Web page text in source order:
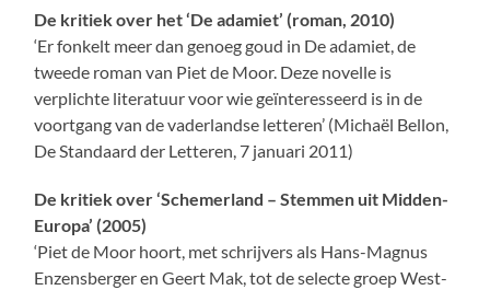
De kritiek over het ‘De adamiet’ (roman, 2010)
‘Er fonkelt meer dan genoeg goud in De adamiet, de
tweede roman van Piet de Moor. Deze novelle is
verplichte literatuur voor wie geïnteresseerd is in de
voortgang van de vaderlandse letteren’ (Michaël Bellon,
De Standaard der Letteren, 7 januari 2011)
De kritiek over ‘Schemerland – Stemmen uit Midden-
Europa’ (2005)
‘Piet de Moor hoort, met schrijvers als Hans-Magnus
Enzensberger en Geert Mak, tot de selecte groep West-